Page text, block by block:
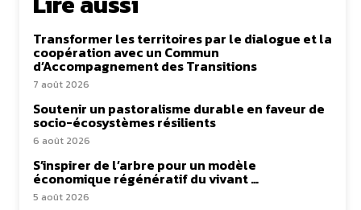
Transformer les territoires par le dialogue et la
coopération avec un Commun
d’Accompagnement des Transitions
7 août 2026
Soutenir un pastoralisme durable en faveur de
socio-écosystèmes résilients
6 août 2026
S’inspirer de l’arbre pour un modèle
économique régénératif du vivant …
5 août 2026